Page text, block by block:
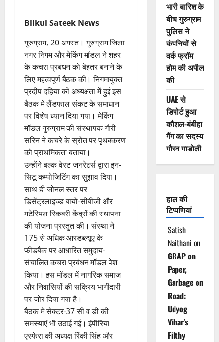
Bilkul Sateek News
गुरुग्राम, 20 अगस्त। गुरुग्राम जिला
नगर निगम और मेकिंग मॉडल ने शहर
के कचरा प्रबंधन को बेहतर बनाने के
लिए महत्वपूर्ण बैठक की। निगमायुक्त
प्रदीप दहिया की अध्यक्षता में हुई इस
बैठक में लैंडफाल संकट के समाधान
पर विशेष ध्यान दिया गया। मेकिंग
मॉडल गुरुग्राम की संस्थापक गौरी
सरिन ने कचरे के स्रोत पर पृथक्करण
को प्राथमिकता बताया।
उन्होंने बल्क वेस्ट जनरेटर्स द्वारा इन-
सिटू कम्पोजिटिंग का सुझाव दिया।
साथ ही जोनल स्तर पर
डिसेंट्रलाइज्ड बायो-सीबीजी और
मटेरियल रिकवरी केंद्रों की स्थापना
की योजना प्रस्तुत की। संस्था ने
175 से अधिक आरडब्ल्यूए के
फीडबैक पर आधारित समुदाय-
संचालित कचरा प्रबंधन मॉडल पेश
किया। इस मॉडल में नागरिक समाज
और निवासियों की सक्रिय भागीदारी
पर जोर दिया गया है।
बैठक में सेक्टर-37 सी व डी की
समस्याएं भी उठाई गई। इंपीरिया
एस्फेरा की अध्यक्ष रिंकी सिंह और
भारी बारिश के
बीच गुरुग्राम
पुलिस ने
कंपनियों से
वर्क फ्रॉम
होम की अपील
की
UAE से
डिपोर्ट हुआ
कौशल-बंबीहा
गैंग का सदस्य
गौरव गाडोली
हाल की
टिप्पणियां
Satish
Naithani on
GRAP on
Paper,
Garbage on
Road:
Udyog
Vihar’s
Filthy